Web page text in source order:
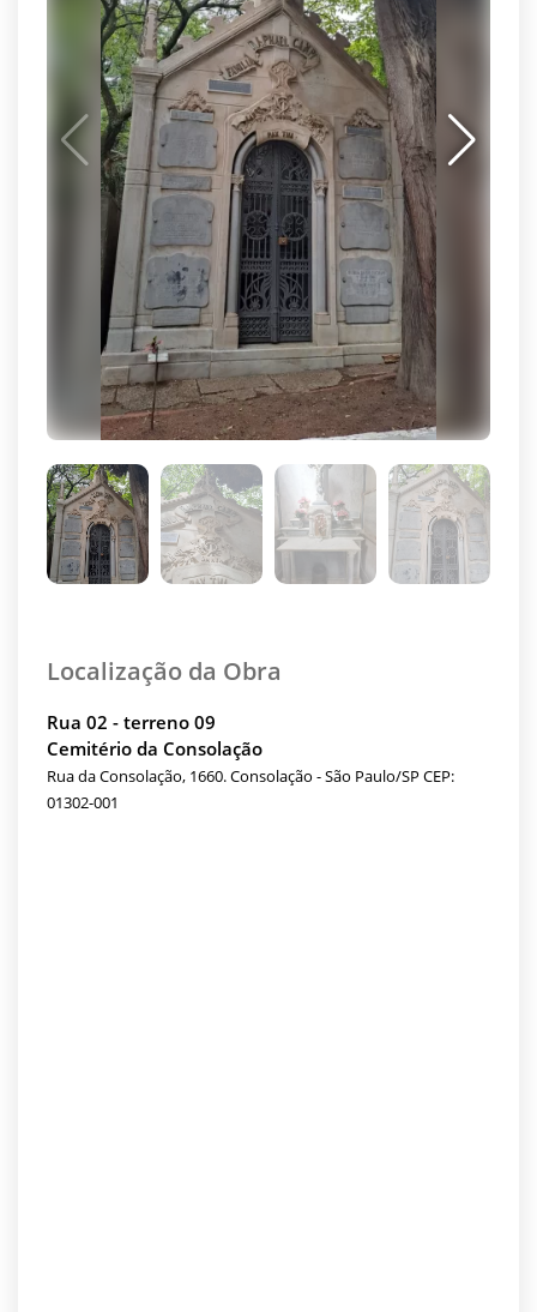
Localização da Obra
Rua 02 - terreno 09
Cemitério da Consolação
Rua da Consolação, 1660. Consolação - São Paulo/SP CEP:
01302-001